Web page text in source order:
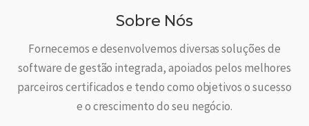
Sobre Nós
Fornecemos e desenvolvemos diversas soluções de
software de gestão integrada, apoiados pelos melhores
parceiros certificados e tendo como objetivos o sucesso
e o crescimento do seu negócio.